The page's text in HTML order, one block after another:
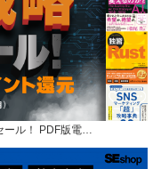
ール！ PDF版電…